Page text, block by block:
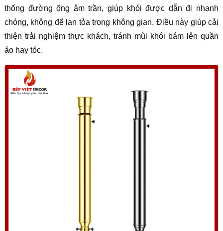
thống đường ống âm trần, giúp khói được dẫn đi nhanh
chóng, không để lan tỏa trong không gian. Điều này giúp cải
thiện trải nghiệm thực khách, tránh mùi khói bám lên quần
áo hay tóc.